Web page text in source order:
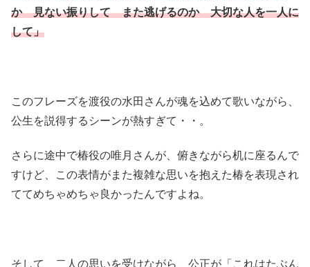
か 見ない振りして また逃げるのか 大切な人を一人に
して」
このフレーズを渡役の水田さんが魂を込めて歌いながら、
公生を説得するシーンが熱すぎて・・。
さらに途中で椿役の唯月さんが、俯きながら机に座るんで
すけど、この表情がまた複雑な思いを抱えた椿を表現され
ててめちゃめちゃ良かったんですよね。
そして、二人の思いを受けながら、公正が「これはたぶん